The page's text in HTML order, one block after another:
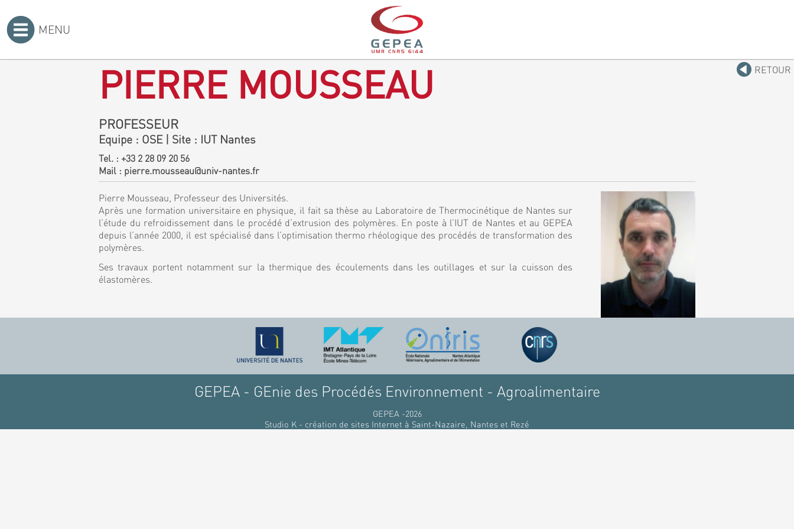
MENU
RETOUR
PIERRE MOUSSEAU
PROFESSEUR
Equipe : OSE| Site : IUT Nantes
Tel. : +33 2 28 09 20 56
Mail : pierre.mousseau@univ-nantes.fr
Pierre Mousseau, Professeur des Universités.
Après une formation universitaire en physique, il fait sa thèse au Laboratoire de Thermocinétique de Nantes sur
l’étude du refroidissement dans le procédé d’extrusion des polymères. En poste à l’IUT de Nantes et au GEPEA
depuis l’année 2000, il est spécialisé dans l’optimisation thermo rhéologique des procédés de transformation des
polymères.
Ses travaux portent notamment sur la thermique des écoulements dans les outillages et sur la cuisson des
élastomères.
GEPEA - GEnie des Procédés Environnement - Agroalimentaire
GEPEA -2026
Studio K - création de sites Internet à Saint-Nazaire, Nantes et Rezé